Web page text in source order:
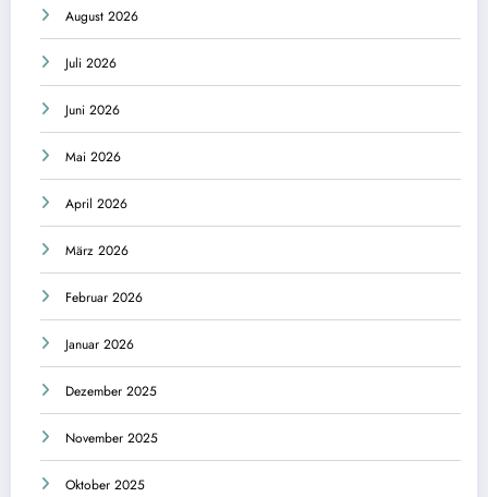
August 2026
Juli 2026
Juni 2026
Mai 2026
April 2026
März 2026
Februar 2026
Januar 2026
Dezember 2025
November 2025
Oktober 2025